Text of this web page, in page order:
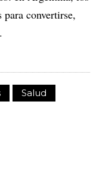
para convertirse,
Salud